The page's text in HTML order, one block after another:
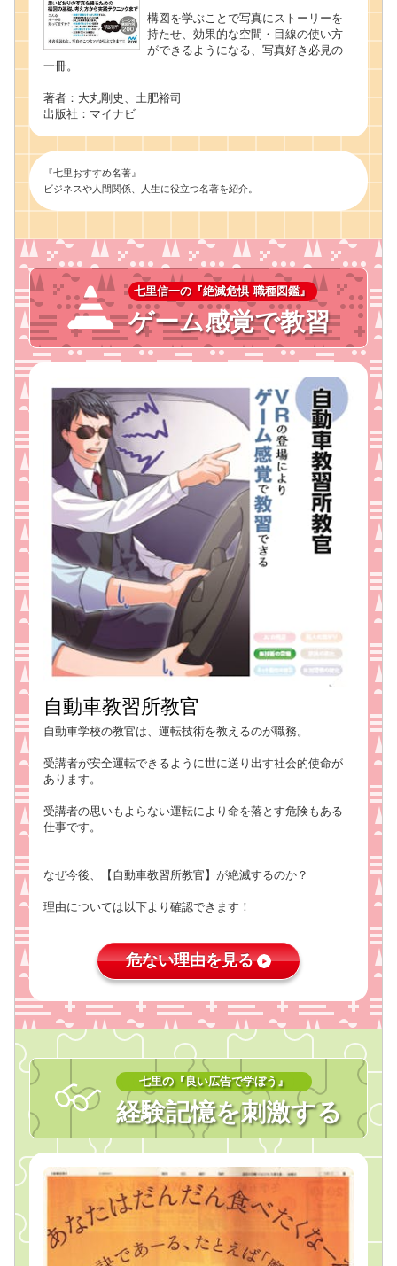
構図を学ぶことで写真にストーリーを
持たせ、効果的な空間・目線の使い方
ができるようになる、写真好き必見の
一冊。
著者：大丸剛史、土肥裕司
出版社：マイナビ
『七里おすすめ名著』
ビジネスや人間関係、人生に役立つ名著を紹介。
七里信一の『絶滅危惧 職種図鑑』
ゲーム感覚で教習
自動車教習所教官
自動車学校の教官は、運転技術を教えるのが職務。
受講者が安全運転できるように世に送り出す社会的使命が
あります。
受講者の思いもよらない運転により命を落とす危険もある
仕事です。
なぜ今後、【自動車教習所教官】が絶滅するのか？
理由については以下より確認できます！
危ない理由を見る
七里の『良い広告で学ぼう』
経験記憶を刺激する